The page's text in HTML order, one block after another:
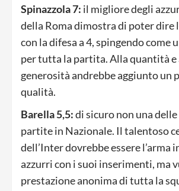
Spinazzola 7: il migliore degli
della Roma dimostra di poter dire
con la difesa a 4, spingendo come
per tutta la partita. Alla quantità e
generosità andrebbe aggiunto un
qualità.
Barella 5,5:di sicuro non una
partite in Nazionale. Il talentoso
dell’Inter dovrebbe essere l’arma
azzurri con i suoi inserimenti, ma
prestazione anonima di tutta la